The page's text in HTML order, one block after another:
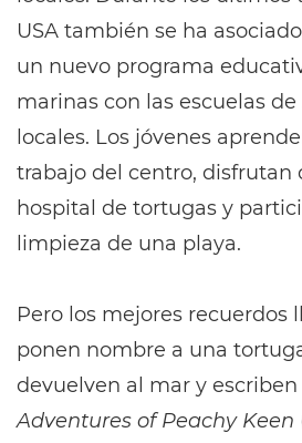
USA también se ha
un nuevo programa
marinas con las escuelas
locales. Los jóvenes
trabajo del centro, disfrutan
hospital de tortugas y
limpieza de una playa.
Pero los mejores recuerdos
ponen nombre a una
devuelven al mar y escriben
Adventures of Peachy Keen